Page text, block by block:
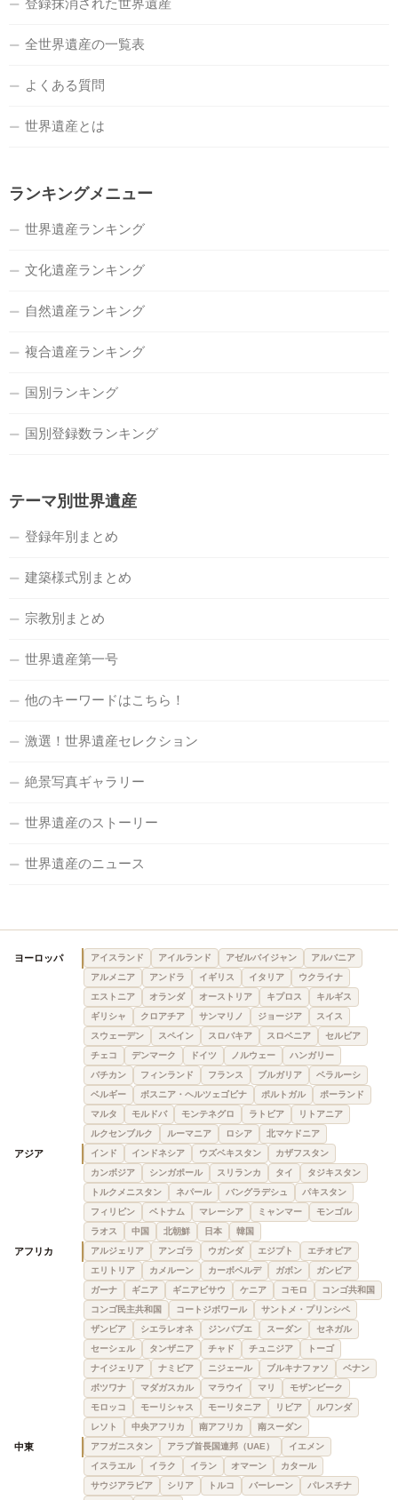
登録抹消された世界遺産
全世界遺産の一覧表
よくある質問
世界遺産とは
ランキングメニュー
世界遺産ランキング
文化遺産ランキング
自然遺産ランキング
複合遺産ランキング
国別ランキング
国別登録数ランキング
テーマ別世界遺産
登録年別まとめ
建築様式別まとめ
宗教別まとめ
世界遺産第一号
他のキーワードはこちら！
激選！世界遺産セレクション
絶景写真ギャラリー
世界遺産のストーリー
世界遺産のニュース
ヨーロッパ アイスランド アイルランド アゼルバイジャン
アルバニア
アルメニア
アンドラ イギリス イタリア
ウクライナ
エストニア
オランダ オーストリア キプロス
キルギス
ギリシャ
クロアチア サンマリノ ジョージア
スイス
スウェーデン
スペイン スロバキア スロベニア
セルビア
チェコ
デンマーク ドイツ ノルウェー
ハンガリー
バチカン
フィンランド フランス ブルガリア
ベラルーシ
ベルギー
ボスニア・ヘルツェゴビナ ポルトガル
ポーランド
マルタ
モルドバ モンテネグロ ラトビア
リトアニア
ルクセンブルク
ルーマニア ロシア 北マケドニア
アジア インド インドネシア ウズベキスタン
カザフスタン
カンボジア
シンガポール スリランカ タイ
タジキスタン
トルクメニスタン
ネパール バングラデシュ
パキスタン
フィリピン
ベトナム マレーシア ミャンマー
モンゴル
ラオス
中国 北朝鮮 日本 韓国
アフリカ アルジェリア アンゴラ ウガンダ エジプト
エチオピア
エリトリア
カメルーン カーボベルデ ガボン
ガンビア
ガーナ
ギニア ギニアビサウ ケニア コモロ
コンゴ共和国
コンゴ民主共和国
コートジボワール
サントメ・プリンシペ
ザンビア
シエラレオネ ジンバブエ スーダン
セネガル
セーシェル
タンザニア チャド チュニジア
トーゴ
ナイジェリア
ナミビア ニジェール ブルキナファソ
ベナン
ボツワナ
マダガスカル マラウイ マリ
モザンビーク
モロッコ
モーリシャス モーリタニア リビア
ルワンダ
レソト
中央アフリカ 南アフリカ 南スーダン
中東 アフガニスタン アラブ首長国連邦（UAE）
イエメン
イスラエル
イラク イラン オマーン
カタール
サウジアラビア
シリア トルコ バーレーン パレスチナ